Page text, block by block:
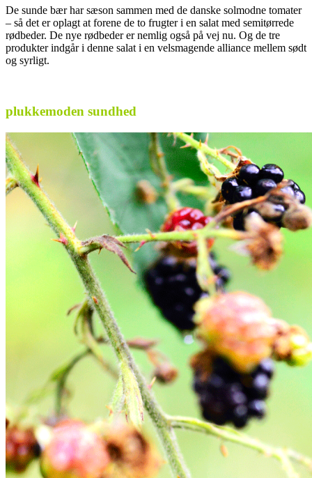
De sunde bær har sæson sammen med de danske solmodne tomater
– så det er oplagt at forene de to frugter i en salat med semitørrede
rødbeder. De nye rødbeder er nemlig også på vej nu. Og de tre
produkter indgår i denne salat i en velsmagende alliance mellem sødt
og syrligt.
plukkemoden sundhed